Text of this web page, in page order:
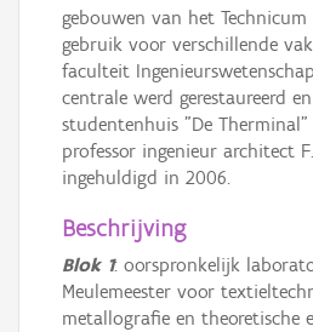
gebouwen van het
gebruik voor verschillende
faculteit
centrale werd gerestaureerd
studentenhuis "De
professor ingenieur architect
ingehuldigd in 2006.
Beschrijving
Blok 1: oorspronkelijk
Meulemeester voor
metallografie en theoretische